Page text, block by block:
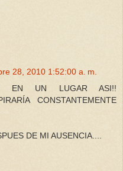
28, 2010 1:52:00 a. m.
EN UN LUGAR ASI!!
CONSTANTEMENTE
DE MI AUSENCIA....